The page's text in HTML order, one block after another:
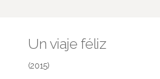
Un viaje féliz
(2015)